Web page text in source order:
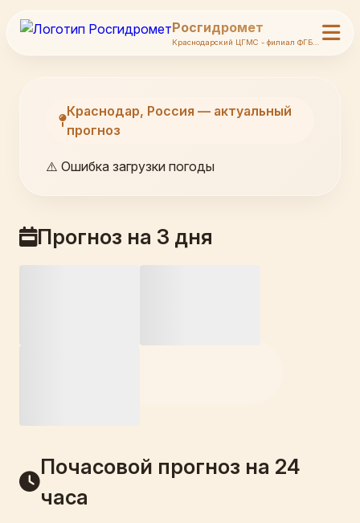
Росгидромет
Краснодар, Россия — актуальный
прогноз
⚠️ Ошибка загрузки погоды
Прогноз на 3 дня
Почасовой прогноз на 24
часа